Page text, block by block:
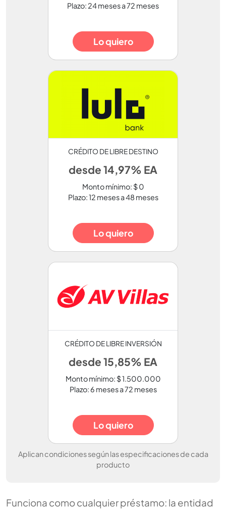
Plazo: 24 meses a 72 meses
Lo quiero
CRÉDITO DE LIBRE DESTINO
desde 14,97% EA
Monto mínimo: $ 0
Plazo: 12 meses a 48 meses
Lo quiero
CRÉDITO DE LIBRE INVERSIÓN
desde 15,85% EA
Monto mínimo: $ 1.500.000
Plazo: 6 meses a 72 meses
Lo quiero
Aplican condiciones según las especificaciones de cada
producto
Funciona como cualquier préstamo: la entidad